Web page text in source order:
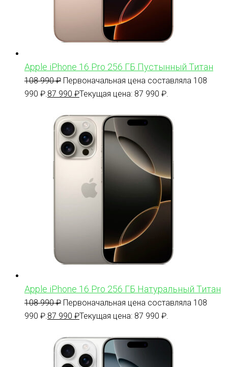
Apple iPhone 16 Pro 256 ГБ Пустынный Титан
108 990₽ Первоначальная цена составляла 108
990 ₽. 87 990 ₽Текущая цена: 87 990 ₽.
Apple iPhone 16 Pro 256 ГБ Натуральный Титан
108 990₽ Первоначальная цена составляла 108
990 ₽. 87 990 ₽Текущая цена: 87 990 ₽.